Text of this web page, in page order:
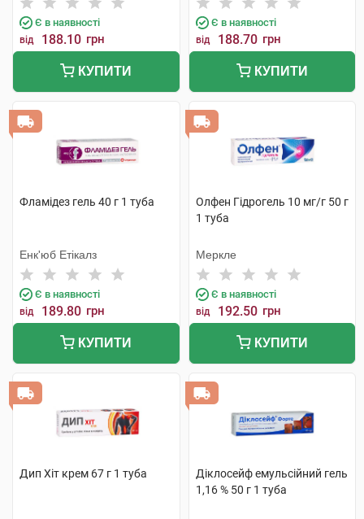
Є в наявності
від 188.10 грн
КУПИТИ
Є в наявності
від 188.70 грн
КУПИТИ
Фламідез гель 40 г 1 туба
Енк'юб Етікалз
Є в наявності
від 189.80 грн
КУПИТИ
Олфен Гідрогель 10 мг/г 50 г
1 туба
Меркле
Є в наявності
від 192.50 грн
КУПИТИ
Дип Хіт крем 67 г 1 туба
Діклосейф емульсійний гель
1,16 % 50 г 1 туба